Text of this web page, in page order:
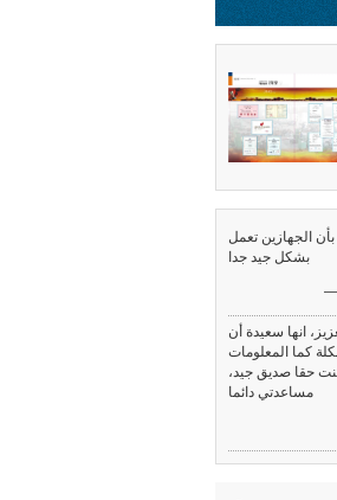
الجهازين تعمل
بشكل جيد جدا
انها سعيدة أن
كما المعلومات
حقا صديق جيد،
مساعدتي دائما